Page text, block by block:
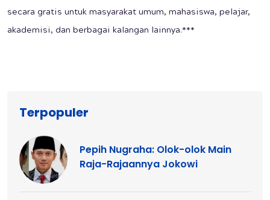
secara gratis untuk masyarakat umum, mahasiswa, pelajar,
akademisi, dan berbagai kalangan lainnya.***
Terpopuler
Pepih Nugraha: Olok-olok Main
Raja-Rajaannya Jokowi